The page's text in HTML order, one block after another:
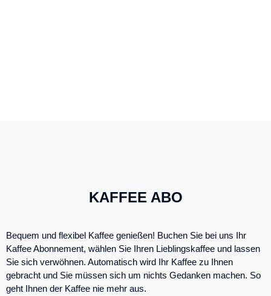
KAFFEE ABO
Bequem und flexibel Kaffee genießen! Buchen Sie bei uns Ihr
Kaffee Abonnement, wählen Sie Ihren Lieblingskaffee und lassen
Sie sich verwöhnen. Automatisch wird Ihr Kaffee zu Ihnen
gebracht und Sie müssen sich um nichts Gedanken machen. So
geht Ihnen der Kaffee nie mehr aus.